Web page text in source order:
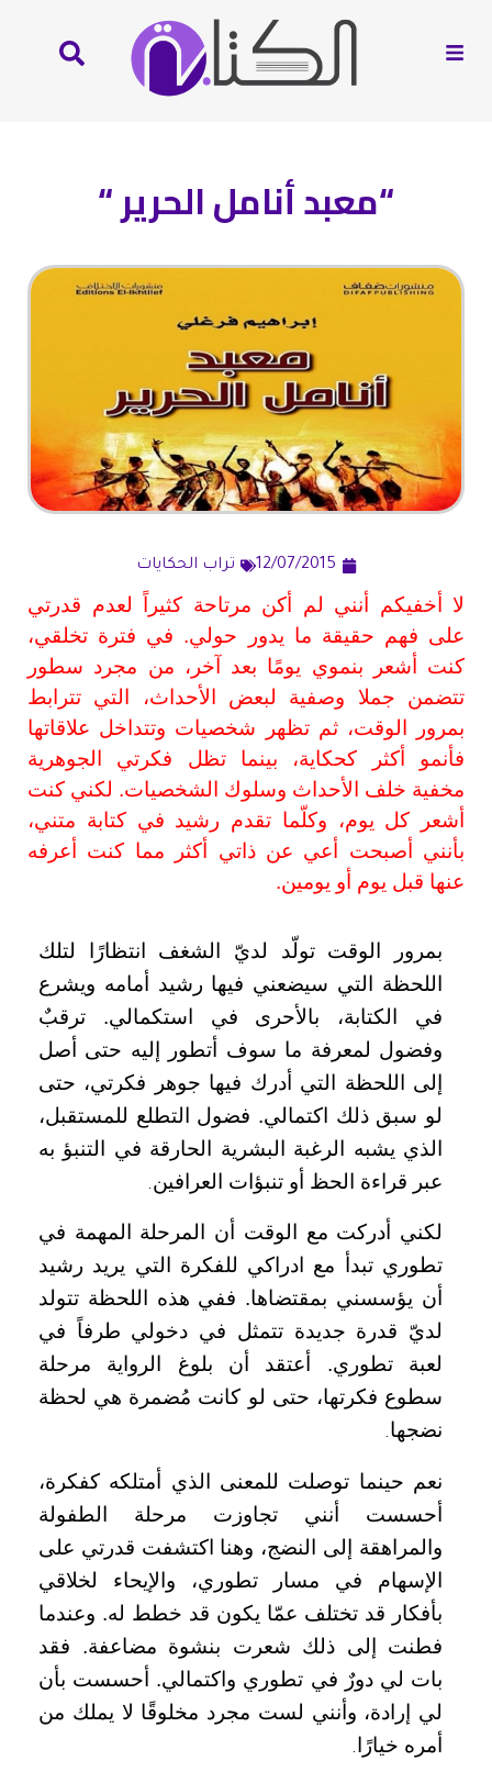
“معبد أنامل الحرير “
12/07/2015 تراب الحكايات
لا أخفيكم أنني لم أكن مرتاحة كثيراً لعدم قدرتي
على فهم حقيقة ما يدور حولي. في فترة تخلقي،
كنت أشعر بنموي يومًا بعد آخر، من مجرد سطور
تتضمن جملا وصفية لبعض الأحداث، التي تترابط
بمرور الوقت، ثم تظهر شخصيات وتتداخل علاقاتها
فأنمو أكثر كحكاية، بينما تظل فكرتي الجوهرية
مخفية خلف الأحداث وسلوك الشخصيات. لكني كنت
أشعر كل يوم، وكلّما تقدم رشيد في كتابة متني،
بأنني أصبحت أعي عن ذاتي أكثر مما كنت أعرفه
عنها قبل يوم أو يومين.
بمرور الوقت تولّد لديّ الشغف انتظارًا لتلك
اللحظة التي سيضعني فيها رشيد أمامه ويشرع
في الكتابة، بالأحرى في استكمالي. ترقبٌ
وفضول لمعرفة ما سوف أتطور إليه حتى أصل
إلى اللحظة التي أدرك فيها جوهر فكرتي، حتى
لو سبق ذلك اكتمالي. فضول التطلع للمستقبل،
الذي يشبه الرغبة البشرية الحارقة في التنبؤ به
عبر قراءة الحظ أو تنبؤات العرافين.
لكني أدركت مع الوقت أن المرحلة المهمة في
تطوري تبدأ مع ادراكي للفكرة التي يريد رشيد
أن يؤسسني بمقتضاها. ففي هذه اللحظة تتولد
لديّ قدرة جديدة تتمثل في دخولي طرفاً في
لعبة تطوري. أعتقد أن بلوغ الرواية مرحلة
سطوع فكرتها، حتى لو كانت مُضمرة هي لحظة
نضجها.
نعم حينما توصلت للمعنى الذي أمتلكه كفكرة،
أحسست أنني تجاوزت مرحلة الطفولة
والمراهقة إلى النضج، وهنا اكتشفت قدرتي على
الإسهام في مسار تطوري، والإيحاء لخلاقي
بأفكار قد تختلف عمّا يكون قد خطط له. وعندما
فطنت إلى ذلك شعرت بنشوة مضاعفة. فقد
بات لي دورٌ في تطوري واكتمالي. أحسست بأن
لي إرادة، وأنني لست مجرد مخلوقًا لا يملك من
أمره خيارًا.